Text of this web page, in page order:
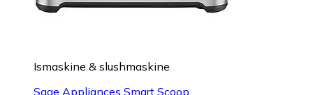
Ismaskine & slushmaskine
Sage Appliances Smart Scoop